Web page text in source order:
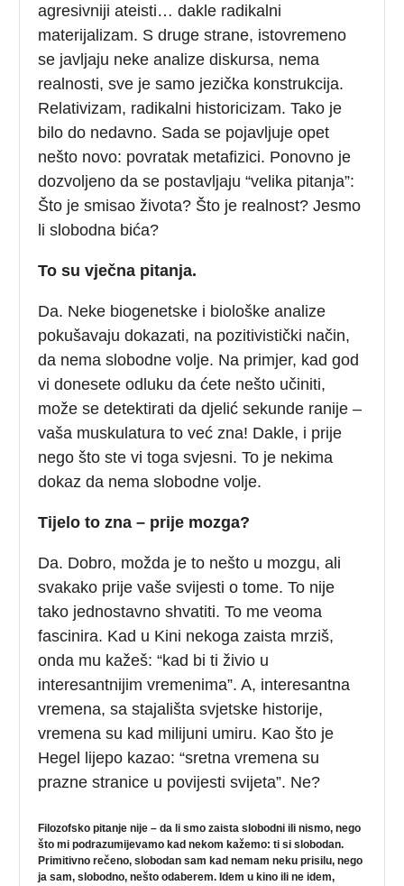
agresivniji ateisti… dakle radikalni
materijalizam. S druge strane, istovremeno
se javljaju neke analize diskursa, nema
realnosti, sve je samo jezička konstrukcija.
Relativizam, radikalni historicizam. Tako je
bilo do nedavno. Sada se pojavljuje opet
nešto novo: povratak metafizici. Ponovno je
dozvoljeno da se postavljaju “velika pitanja”:
Što je smisao života? Što je realnost? Jesmo
li slobodna bića?
To su vječna pitanja.
Da. Neke biogenetske i biološke analize
pokušavaju dokazati, na pozitivistički način,
da nema slobodne volje. Na primjer, kad god
vi donesete odluku da ćete nešto učiniti,
može se detektirati da djelić sekunde ranije –
vaša muskulatura to već zna! Dakle, i prije
nego što ste vi toga svjesni. To je nekima
dokaz da nema slobodne volje.
Tijelo to zna – prije mozga?
Da. Dobro, možda je to nešto u mozgu, ali
svakako prije vaše svijesti o tome. To nije
tako jednostavno shvatiti. To me veoma
fascinira. Kad u Kini nekoga zaista mrziš,
onda mu kažeš: “kad bi ti živio u
interesantnijim vremenima”. A, interesantna
vremena, sa stajališta svjetske historije,
vremena su kad milijuni umiru. Kao što je
Hegel lijepo kazao: “sretna vremena su
prazne stranice u povijesti svijeta”. Ne?
Filozofsko pitanje nije – da li smo zaista slobodni ili nismo, nego
što mi podrazumijevamo kad nekom kažemo: ti si slobodan.
Primitivno rečeno, slobodan sam kad nemam neku prisilu, nego
ja sam, slobodno, nešto odaberem. Idem u kino ili ne idem,